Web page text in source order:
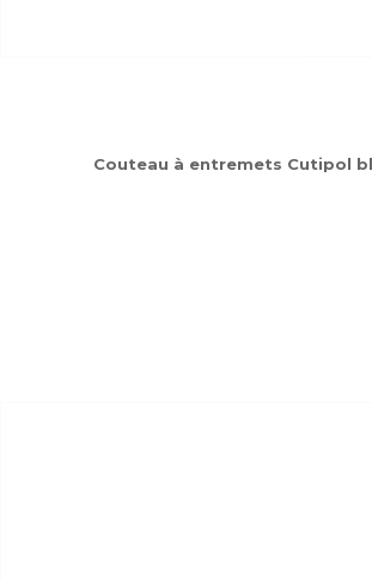
Couteau à entremets Cutipol